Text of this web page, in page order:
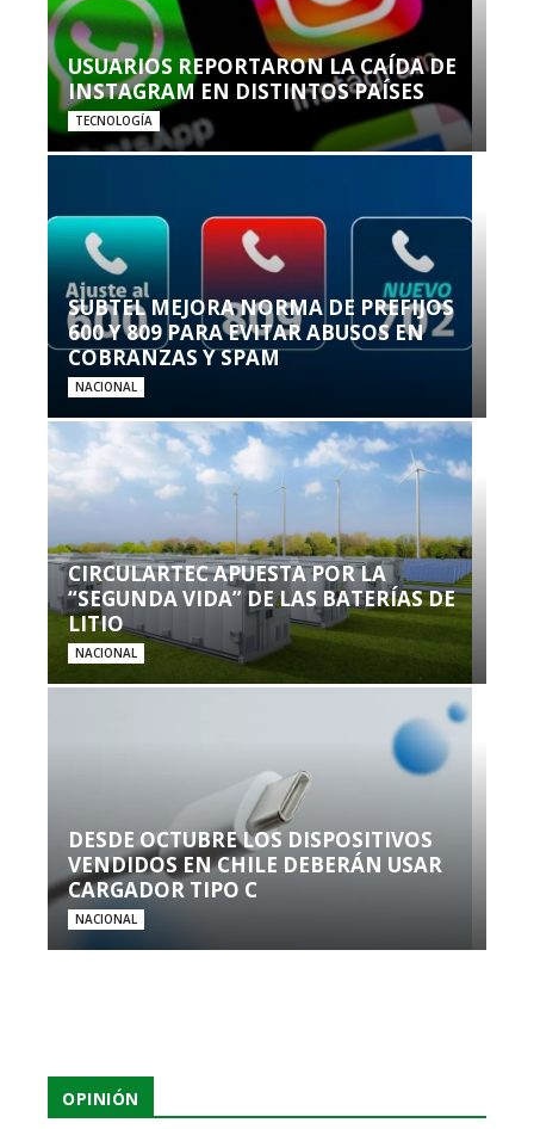
USUARIOS REPORTARON LA CAÍDA DE
INSTAGRAM EN DISTINTOS PAÍSES
TECNOLOGÍA
SUBTEL MEJORA NORMA DE PREFIJOS
600 Y 809 PARA EVITAR ABUSOS EN
COBRANZAS Y SPAM
NACIONAL
CIRCULARTEC APUESTA POR LA
“SEGUNDA VIDA” DE LAS BATERÍAS DE
LITIO
NACIONAL
DESDE OCTUBRE LOS DISPOSITIVOS
VENDIDOS EN CHILE DEBERÁN USAR
CARGADOR TIPO C
NACIONAL
OPINIÓN